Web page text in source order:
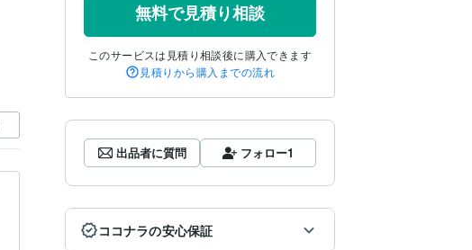
無料で見積り相談
このサービスは見積り相談後に購入できます
見積りから購入までの流れ
出品者に質問 フォロー1
ココナラの安心保証